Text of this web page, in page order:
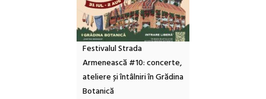
Festivalul Strada
Armenească #10: concerte,
ateliere și întâlniri în Grădina
Botanică